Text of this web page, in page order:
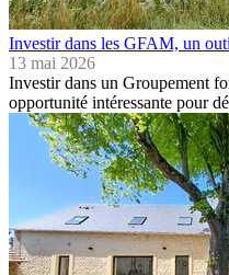
Investir dans les GFAM, un
13 mai 2026
Investir dans un Groupement
opportunité intéressante pour